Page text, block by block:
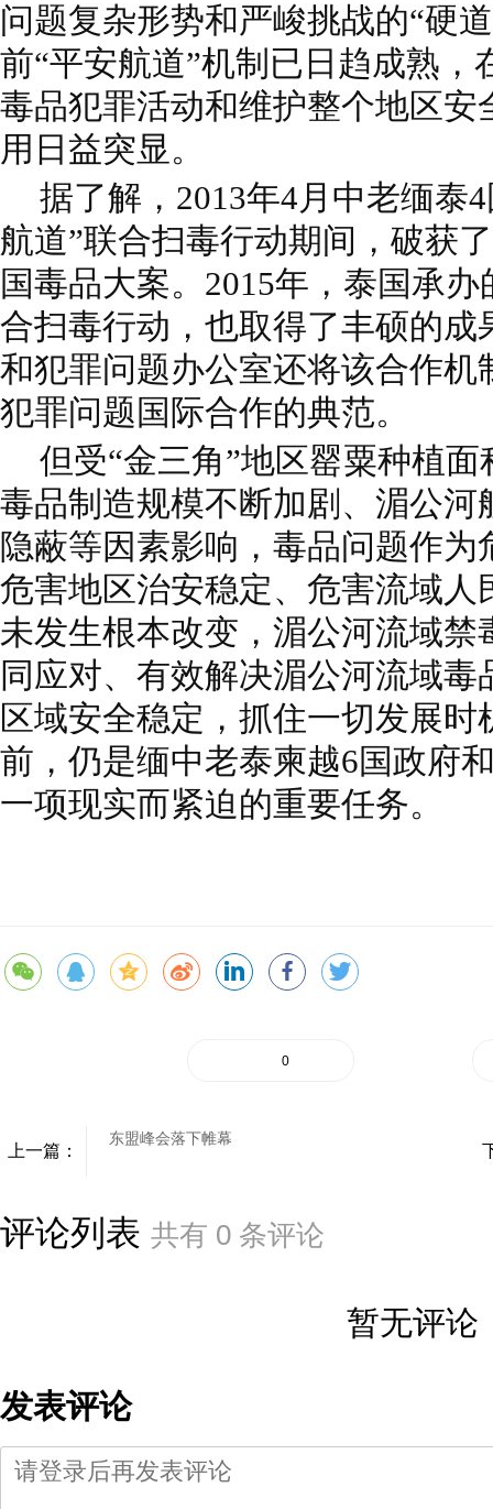
问题复杂形势和严峻挑战的“硬
前“平安航道”机制已日趋成熟，
毒品犯罪活动和维护整个地区安
用日益突显。
据了解，2013年4月中老缅泰
航道”联合扫毒行动期间，破获
国毒品大案。2015年，泰国承
合扫毒行动，也取得了丰硕的成
和犯罪问题办公室还将该合作机
犯罪问题国际合作的典范。
但受“金三角”地区罂粟种植
毒品制造规模不断加剧、湄公河
隐蔽等因素影响，毒品问题作
危害地区治安稳定、危害流域人
未发生根本改变，湄公河流域禁
同应对、有效解决湄公河流域
区域安全稳定，抓住一切发展
前，仍是缅中老泰柬越6国政府
一项现实而紧迫的重要任务。
0
上一篇：
东盟峰会落下帷幕
评论列表 共有 0 条评论
暂无评论
发表评论